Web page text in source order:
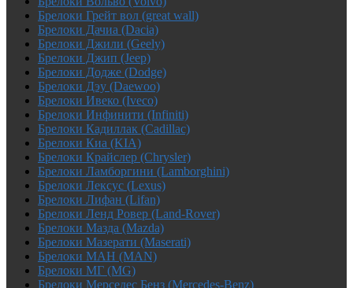
Брелоки Грейт вол (great wall)
Брелоки Дачиа (Dacia)
Брелоки Джили (Geely)
Брелоки Джип (Jeep)
Брелоки Додже (Dodge)
Брелоки Дэу (Daewoo)
Брелоки Ивеко (Iveco)
Брелоки Инфинити (Infiniti)
Брелоки Кадиллак (Cadillac)
Брелоки Киа (KIA)
Брелоки Крайслер (Chrysler)
Брелоки Ламборгини (Lamborghini)
Брелоки Лексус (Lexus)
Брелоки Лифан (Lifan)
Брелоки Ленд Ровер (Land-Rover)
Брелоки Мазда (Mazda)
Брелоки Мазерати (Maserati)
Брелоки МАН (MAN)
Брелоки МГ (MG)
Брелоки Мерседес Бенз (Mercedes-Benz)